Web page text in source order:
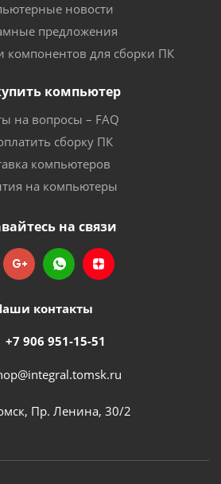
новости
предложения
компонентов для сборки ПК
компьютер
на вопросы – FAQ
сборку ПК
компьютеров
на компьютеры
на связи
контакты
+7 906 951-15-51
Пр. Ленина, 30/2